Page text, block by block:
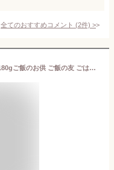
全てのおすすめコメント (2件) >
『食べるスタミナ にんにくラー油』 180gご飯のお供 ご飯の友 ごはんのとも 御飯の友 ご飯 お供 おとも 瓶詰め お取り寄せ グルメ お取り寄せグルメ 名古屋 食べるラー油 辣油 ニンニク にんにく 調味料 おみやげ 手土産 ギフト 贈り物 プレゼント